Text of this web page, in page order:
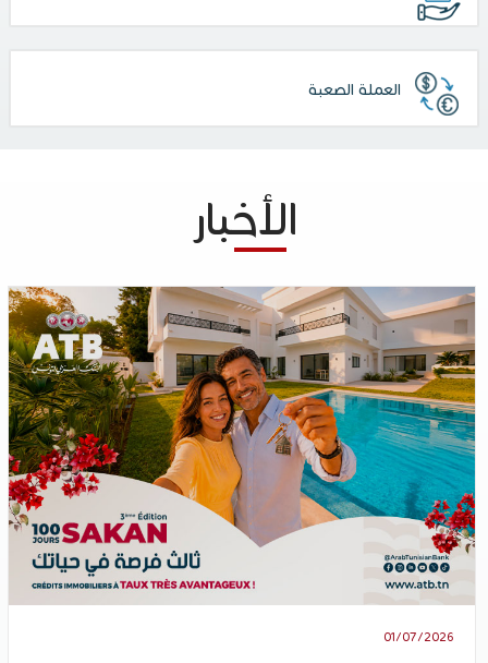
العملة الصعبة
الأخبار
01/07/2026